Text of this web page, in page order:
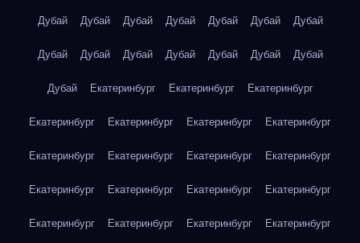
Дубай Дубай Дубай Дубай Дубай Дубай Дубай
Дубай Дубай Дубай Дубай Дубай Дубай Дубай
Дубай Екатеринбург Екатеринбург Екатеринбург
Екатеринбург Екатеринбург Екатеринбург Екатеринбург
Екатеринбург Екатеринбург Екатеринбург Екатеринбург
Екатеринбург Екатеринбург Екатеринбург Екатеринбург
Екатеринбург Екатеринбург Екатеринбург Екатеринбург